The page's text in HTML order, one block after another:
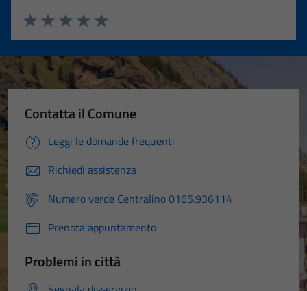
Valuta 5 stelle su 5
Valuta 4 stelle su 5
Valuta 3 stelle su 5
Valuta 2 stelle su 5
Valuta 1 stelle su 5
Contatta il Comune
Leggi le domande frequenti
Richiedi assistenza
Numero verde Centralino 0165.936114
Prenota appuntamento
Problemi in città